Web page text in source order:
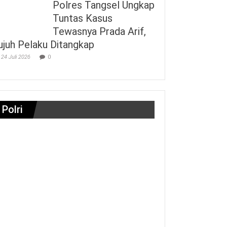
Polres Tangsel Ungkap
Tuntas Kasus
Tewasnya Prada Arif,
Pelaku Ditangkap
24 Juli 2026 0
Polri